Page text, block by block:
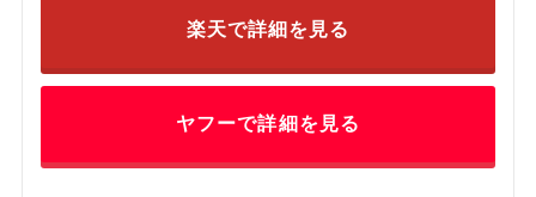
楽天で詳細を見る
ヤフーで詳細を見る